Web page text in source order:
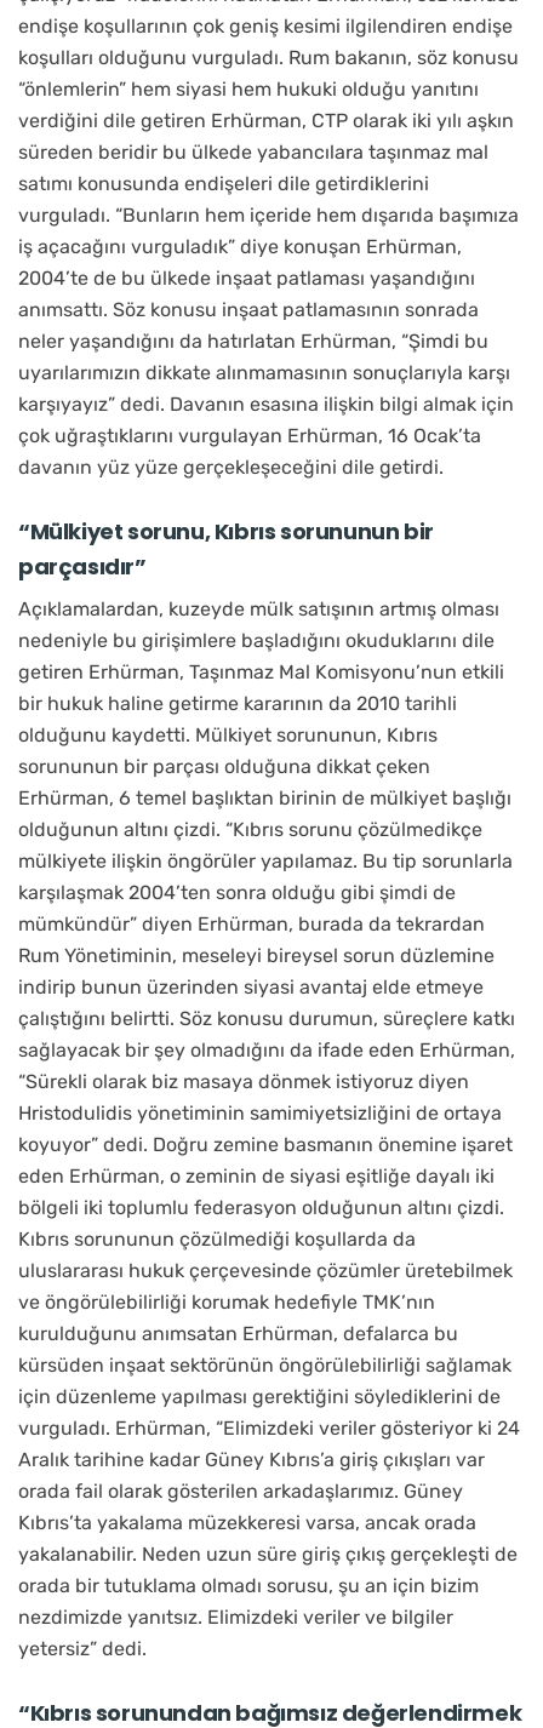
endişe koşullarının çok geniş kesimi ilgilendiren endişe
koşulları olduğunu vurguladı. Rum bakanın, söz konusu
“önlemlerin” hem siyasi hem hukuki olduğu yanıtını
verdiğini dile getiren Erhürman, CTP olarak iki yılı aşkın
süreden beridir bu ülkede yabancılara taşınmaz mal
satımı konusunda endişeleri dile getirdiklerini
vurguladı. “Bunların hem içeride hem dışarıda başımıza
iş açacağını vurguladık” diye konuşan Erhürman,
2004’te de bu ülkede inşaat patlaması yaşandığını
anımsattı. Söz konusu inşaat patlamasının sonrada
neler yaşandığını da hatırlatan Erhürman, “Şimdi bu
uyarılarımızın dikkate alınmamasının sonuçlarıyla karşı
karşıyayız” dedi. Davanın esasına ilişkin bilgi almak için
çok uğraştıklarını vurgulayan Erhürman, 16 Ocak’ta
davanın yüz yüze gerçekleşeceğini dile getirdi.
“Mülkiyet sorunu, Kıbrıs sorununun bir
parçasıdır”
Açıklamalardan, kuzeyde mülk satışının artmış olması
nedeniyle bu girişimlere başladığını okuduklarını dile
getiren Erhürman, Taşınmaz Mal Komisyonu’nun etkili
bir hukuk haline getirme kararının da 2010 tarihli
olduğunu kaydetti. Mülkiyet sorununun, Kıbrıs
sorununun bir parçası olduğuna dikkat çeken
Erhürman, 6 temel başlıktan birinin de mülkiyet başlığı
olduğunun altını çizdi. “Kıbrıs sorunu çözülmedikçe
mülkiyete ilişkin öngörüler yapılamaz. Bu tip sorunlarla
karşılaşmak 2004’ten sonra olduğu gibi şimdi de
mümkündür” diyen Erhürman, burada da tekrardan
Rum Yönetiminin, meseleyi bireysel sorun düzlemine
indirip bunun üzerinden siyasi avantaj elde etmeye
çalıştığını belirtti. Söz konusu durumun, süreçlere katkı
sağlayacak bir şey olmadığını da ifade eden Erhürman,
“Sürekli olarak biz masaya dönmek istiyoruz diyen
Hristodulidis yönetiminin samimiyetsizliğini de ortaya
koyuyor” dedi. Doğru zemine basmanın önemine işaret
eden Erhürman, o zeminin de siyasi eşitliğe dayalı iki
bölgeli iki toplumlu federasyon olduğunun altını çizdi.
Kıbrıs sorununun çözülmediği koşullarda da
uluslararası hukuk çerçevesinde çözümler üretebilmek
ve öngörülebilirliği korumak hedefiyle TMK’nın
kurulduğunu anımsatan Erhürman, defalarca bu
kürsüden inşaat sektörünün öngörülebilirliği sağlamak
için düzenleme yapılması gerektiğini söylediklerini de
vurguladı. Erhürman, “Elimizdeki veriler gösteriyor ki 24
Aralık tarihine kadar Güney Kıbrıs’a giriş çıkışları var
orada fail olarak gösterilen arkadaşlarımız. Güney
Kıbrıs’ta yakalama müzekkeresi varsa, ancak orada
yakalanabilir. Neden uzun süre giriş çıkış gerçekleşti de
orada bir tutuklama olmadı sorusu, şu an için bizim
nezdimizde yanıtsız. Elimizdeki veriler ve bilgiler
yetersiz” dedi.
“Kıbrıs sorunundan bağımsız değerlendirmek